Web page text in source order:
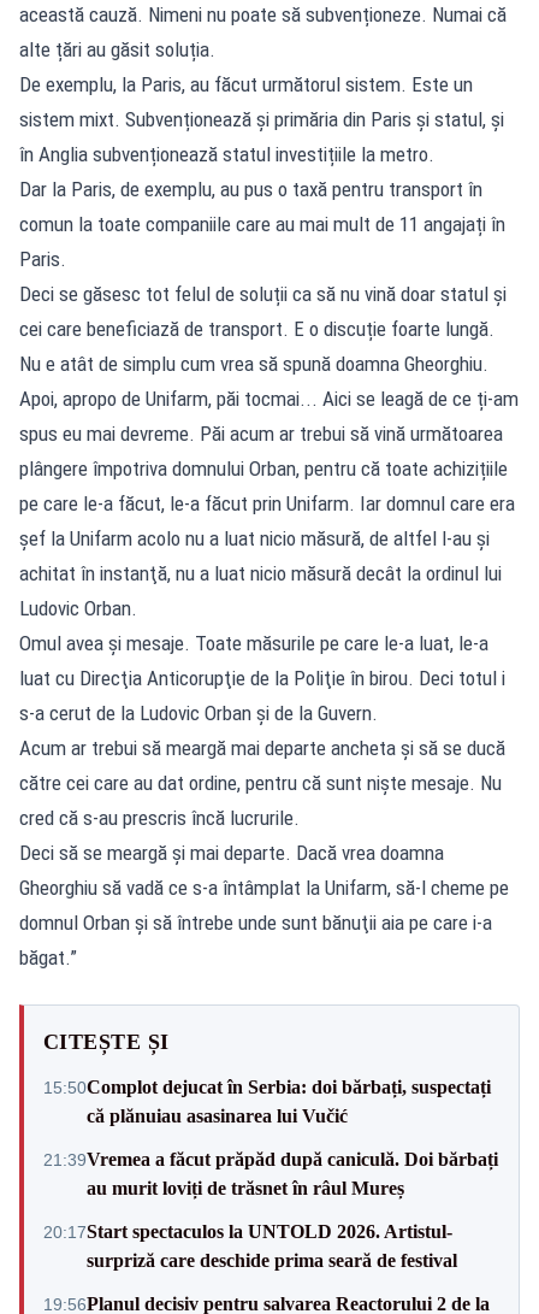
această cauză. Nimeni nu poate să subvenționeze. Numai că
alte țări au găsit soluția.
De exemplu, la Paris, au făcut următorul sistem. Este un
sistem mixt. Subvenționează și primăria din Paris și statul, și
în Anglia subvenționează statul investițiile la metro.
Dar la Paris, de exemplu, au pus o taxă pentru transport în
comun la toate companiile care au mai mult de 11 angajați în
Paris.
Deci se găsesc tot felul de soluții ca să nu vină doar statul și
cei care beneficiază de transport. E o discuție foarte lungă.
Nu e atât de simplu cum vrea să spună doamna Gheorghiu.
Apoi, apropo de Unifarm, păi tocmai... Aici se leagă de ce ți-am
spus eu mai devreme. Păi acum ar trebui să vină următoarea
plângere împotriva domnului Orban, pentru că toate achizițiile
pe care le-a făcut, le-a făcut prin Unifarm. Iar domnul care era
şef la Unifarm acolo nu a luat nicio măsură, de altfel l-au şi
achitat în instanţă, nu a luat nicio măsură decât la ordinul lui
Ludovic Orban.
Omul avea şi mesaje. Toate măsurile pe care le-a luat, le-a
luat cu Direcţia Anticorupţie de la Poliţie în birou. Deci totul i
s-a cerut de la Ludovic Orban şi de la Guvern.
Acum ar trebui să meargă mai departe ancheta şi să se ducă
către cei care au dat ordine, pentru că sunt nişte mesaje. Nu
cred că s-au prescris încă lucrurile.
Deci să se meargă şi mai departe. Dacă vrea doamna
Gheorghiu să vadă ce s-a întâmplat la Unifarm, să-l cheme pe
domnul Orban şi să întrebe unde sunt bănuţii aia pe care i-a
băgat.”
CITEȘTE ȘI
15:50Complot dejucat în Serbia: doi bărbați, suspectați
că plănuiau asasinarea lui Vučić
21:39Vremea a făcut prăpăd după caniculă. Doi bărbați
au murit loviți de trăsnet în râul Mureș
20:17Start spectaculos la UNTOLD 2026. Artistul-
surpriză care deschide prima seară de festival
19:56Planul decisiv pentru salvarea Reactorului 2 de la